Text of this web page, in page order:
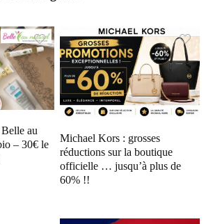
au
– 30€ le
Michael Kors : grosses
réductions sur la boutique
officielle … jusqu’à plus de
60% !!